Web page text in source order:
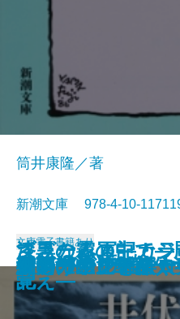
霜の朝
ヨギ ガンジーの
ブラームス―カラ
涯―
象工場のハッピ
破獄
落日燃ゆ
カシスの舞い
美酒一代―鳥井
どこかの事件
くたばれPTA
筒井康隆／著
新潮文庫 978-4-10-
文庫電子書籍あり
さざなみ軍記・
記
漆黒の霧の中で―
覚え―
夜明けの辻
アシモフの雑学
侍
女の一生 一部・
女の一生 二部・
細川ガラシャ夫人
細川ガラシャ夫人
「雨の木」を聴く